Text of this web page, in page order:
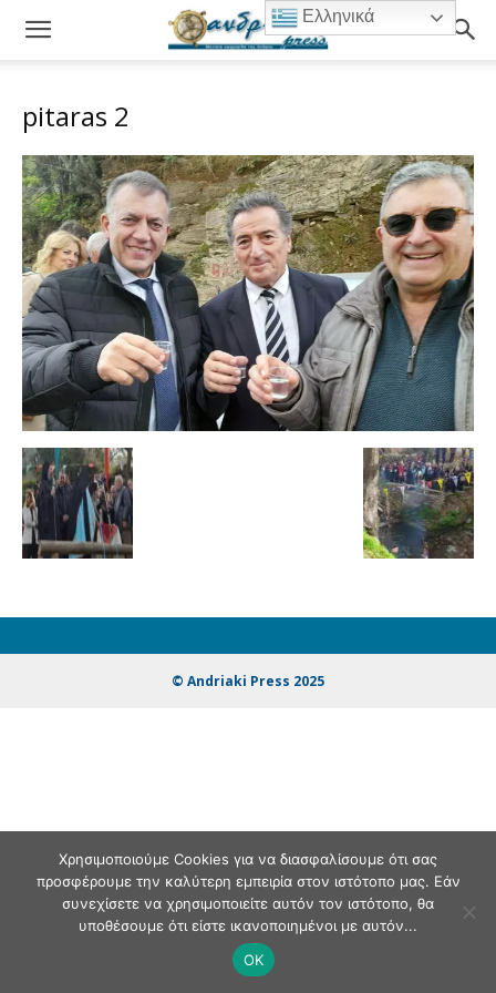
pitaras 2
© Andriaki Press 2025
Ελληνικά
Χρησιμοποιούμε Cookies για να διασφαλίσουμε ότι σας
προσφέρουμε την καλύτερη εμπειρία στον ιστότοπο μας. Εάν
συνεχίσετε να χρησιμοποιείτε αυτόν τον ιστότοπο, θα
υποθέσουμε ότι είστε ικανοποιημένοι με αυτόν...
OK